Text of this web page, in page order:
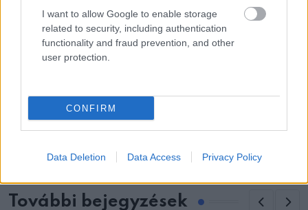
I want to allow Google to enable storage
related to security, including authentication
functionality and fraud prevention, and other
user protection.
CONFIRM
Data Deletion Data Access Privacy Policy
Az okok, amelyek miatt a gyerekek nem
látogatják többé szüleiket
További bejegyzések